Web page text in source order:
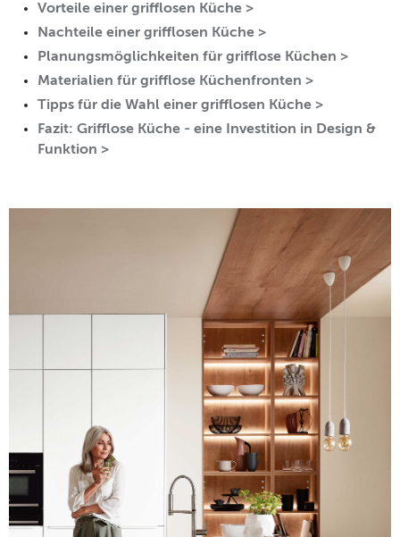
Vorteile einer grifflosen Küche >
Nachteile einer grifflosen Küche >
Planungsmöglichkeiten für grifflose Küchen >
Materialien für grifflose Küchenfronten >
Tipps für die Wahl einer grifflosen Küche >
Fazit: Grifflose Küche - eine Investition in Design &
Funktion >